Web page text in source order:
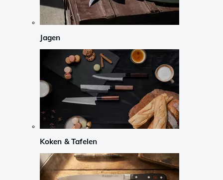
Jagen
Koken & Tafelen